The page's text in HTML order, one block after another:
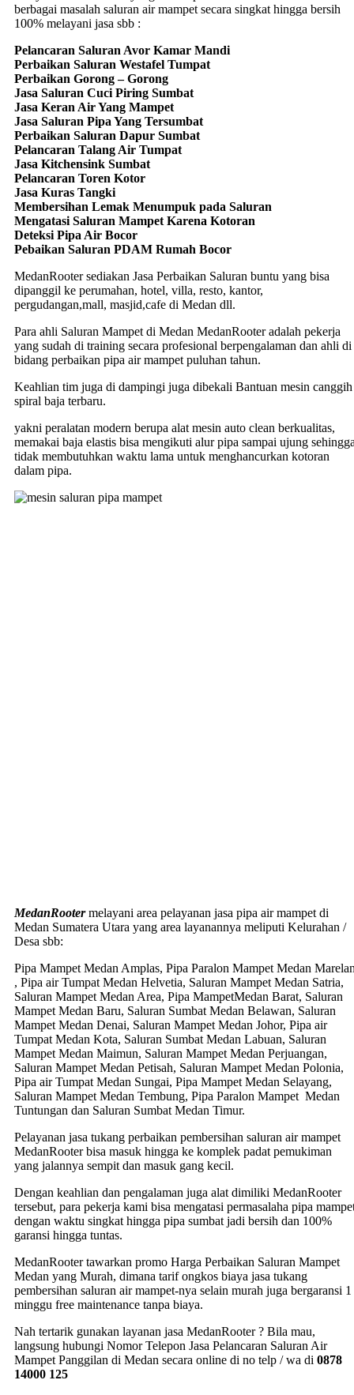
berbagai masalah saluran air mampet secara singkat hingga bersih
100% melayani jasa sbb :
Pelancaran Saluran Avor Kamar Mandi
Perbaikan Saluran Westafel Tumpat
Perbaikan Gorong – Gorong
Jasa Saluran Cuci Piring Sumbat
Jasa Keran Air Yang Mampet
Jasa Saluran Pipa Yang Tersumbat
Perbaikan Saluran Dapur Sumbat
Pelancaran Talang Air Tumpat
Jasa Kitchensink Sumbat
Pelancaran Toren Kotor
Jasa Kuras Tangki
Membersihan Lemak Menumpuk pada Saluran
Mengatasi Saluran Mampet Karena Kotoran
Deteksi Pipa Air Bocor
Pebaikan Saluran PDAM Rumah Bocor
MedanRooter sediakan Jasa Perbaikan Saluran buntu yang bisa
dipanggil ke perumahan, hotel, villa, resto, kantor,
pergudangan,mall, masjid,cafe di Medan dll.
Para ahli Saluran Mampet di Medan MedanRooter adalah pekerja
yang sudah di training secara profesional berpengalaman dan ahli di
bidang perbaikan pipa air mampet puluhan tahun.
Keahlian tim juga di dampingi juga dibekali Bantuan mesin canggih
spiral baja terbaru.
yakni peralatan modern berupa alat mesin auto clean berkualitas,
memakai baja elastis bisa mengikuti alur pipa sampai ujung
tidak membutuhkan waktu lama untuk menghancurkan kotoran
dalam pipa.
MedanRootermelayani area pelayanan jasa pipa air mampet di
Medan Sumatera Utara yang area layanannya meliputi Kelurahan /
Desa sbb:
Pipa Mampet Medan Amplas, Pipa Paralon Mampet Medan
, Pipa air Tumpat Medan Helvetia, Saluran Mampet Medan Satria,
Saluran Mampet Medan Area, Pipa MampetMedan Barat, Saluran
Mampet Medan Baru, Saluran Sumbat Medan Belawan, Saluran
Mampet Medan Denai, Saluran Mampet Medan Johor, Pipa air
Tumpat Medan Kota, Saluran Sumbat Medan Labuan, Saluran
Mampet Medan Maimun, Saluran Mampet Medan Perjuangan,
Saluran Mampet Medan Petisah, Saluran Mampet Medan Polonia,
Pipa air Tumpat Medan Sungai, Pipa Mampet Medan Selayang,
Saluran Mampet Medan Tembung, Pipa Paralon Mampet Medan
Tuntungan dan Saluran Sumbat Medan Timur.
Pelayanan jasa tukang perbaikan pembersihan saluran air mampet
MedanRooter bisa masuk hingga ke komplek padat pemukiman
yang jalannya sempit dan masuk gang kecil.
Dengan keahlian dan pengalaman juga alat dimiliki MedanRooter
tersebut, para pekerja kami bisa mengatasi permasalaha pipa
dengan waktu singkat hingga pipa sumbat jadi bersih dan 100%
garansi hingga tuntas.
MedanRooter tawarkan promo Harga Perbaikan Saluran Mampet
Medan yang Murah, dimana tarif ongkos biaya jasa tukang
pembersihan saluran air mampet-nya selain murah juga bergaransi 1
minggu free maintenance tanpa biaya.
Nah tertarik gunakan layanan jasa MedanRooter ? Bila mau,
langsung hubungi Nomor Telepon Jasa Pelancaran Saluran Air
Mampet Panggilan di Medan secara online di no telp / wa di 0878
14000 125